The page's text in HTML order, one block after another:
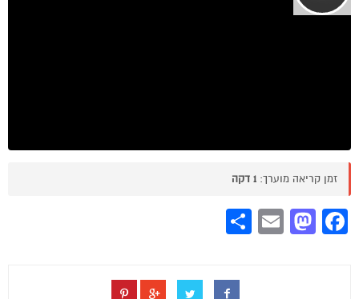
זמן קריאה מוערך: 1 דקה
Facebook
Mastodon
Email